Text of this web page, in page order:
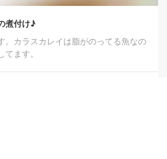
煮付け♪
。カラスカレイは脂がのってる魚なの
ます。